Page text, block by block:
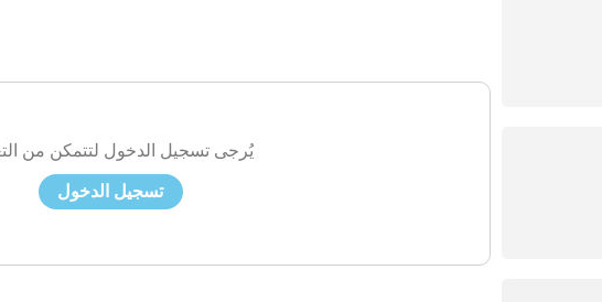
يُرجى تسجيل الدخول لتتمكن من
تسجيل الدخول